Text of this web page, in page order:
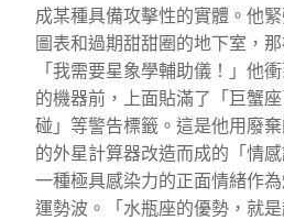
成某種具備攻擊性的實體。他
圖表和過期甜甜圈的地下室，
「我需要星象學輔助儀！」他
的機器前，上面貼滿了「巨蟹
碰」等警告標籤。這是他用廢
的外星計算器改造而成的「情
一種極具感染力的正面情緒作
運勢波。「水瓶座的優勢，就